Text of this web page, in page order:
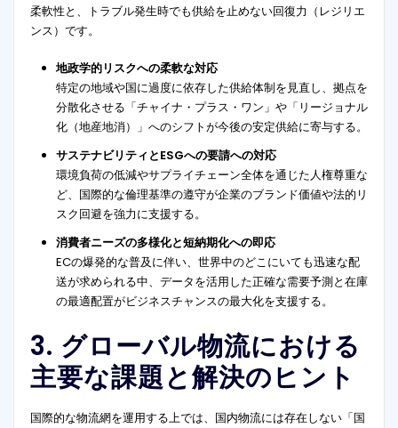
柔軟性と、トラブル発生時でも供給を止めない回復力（レジリエ
ンス）です。
地政学的リスクへの柔軟な対応
特定の地域や国に過度に依存した供給体制を見直し、拠点を
分散化させる「チャイナ・プラス・ワン」や「リージョナル
化（地産地消）」へのシフトが今後の安定供給に寄与する。
サステナビリティとESGへの要請への対応
環境負荷の低減やサプライチェーン全体を通じた人権尊重な
ど、国際的な倫理基準の遵守が企業のブランド価値や法的リ
スク回避を強力に支援する。
消費者ニーズの多様化と短納期化への即応
ECの爆発的な普及に伴い、世界中のどこにいても迅速な配
送が求められる中、データを活用した正確な需要予測と在庫
の最適配置がビジネスチャンスの最大化を支援する。
3. グローバル物流における
主要な課題と解決のヒント
国際的な物流網を運用する上では、国内物流には存在しない「国